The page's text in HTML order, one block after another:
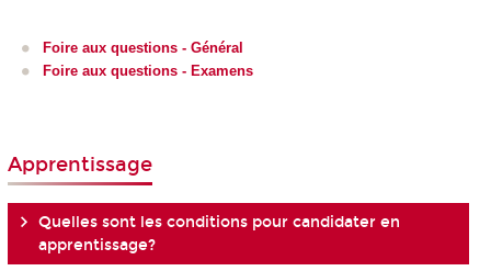
Foire aux questions - Général
Foire aux questions - Examens
Apprentissage
Quelles sont les conditions pour candidater en
apprentissage?